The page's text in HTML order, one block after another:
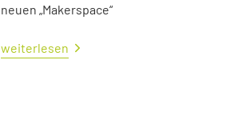
neuen „Makerspace“
weiterlesen